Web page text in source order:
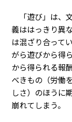
「遊び」は、
義ははっきり異
は混ざり合って
がら遊びから得
から得られる報
べきもの（労働
しさ）のほうに
崩れてしまう。